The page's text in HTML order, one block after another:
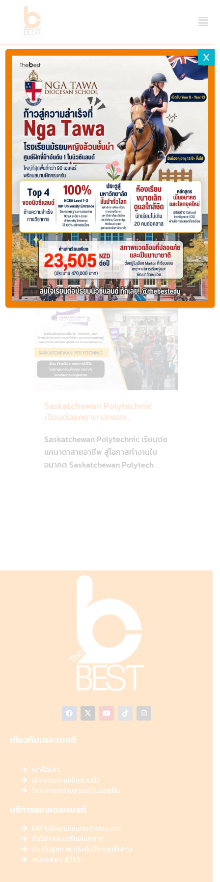
Home Regina - เรจินา
Properties listed in
Regina - เรจินา
Types
Categories
States
Regina เรจินา
Areas
Default
11
-
มูส
จอว์,
Prince
Albert
-
พรินซึ
อัลเบ่
อร์ต,
Regina
-
เร
จินา
Saskatoon
-
แซ
ส
คา
ทูน
Saskatchewan Polytechnic
เรียนต่อแคนาดาสายอา...
Saskatchewan Polytechnic เรียนต่อ
แคนาดาสายอาชีพ สู่โอกาสทำงานใน
อนาคต Saskatchewan Polytech ...
เกี่ยวกับเดอะเบสท์
เราคือใคร
นโยบายความเป็นส่วนตัว
โครงการสร้างสรรค์ปันรอยยิ้ม
บริการของเดอะเบสท์
ให้คำปรึกษาเรียนต่อต่างประเทศ
ยื่นวีซ่า และเตรียมเอกสาร
ประกันสุขภาพ ประกันภัยการเดินทาง
สมัครสอบ IETLS
X